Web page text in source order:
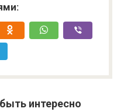
интересно